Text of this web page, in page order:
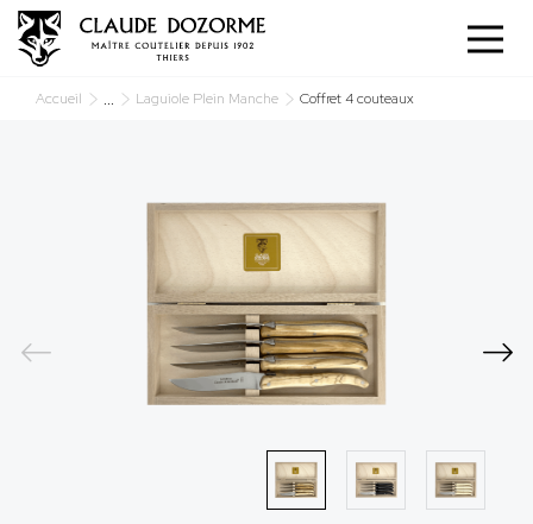
Accueil ... Laguiole Plein Manche Coffret 4 couteaux
Cookies management panel